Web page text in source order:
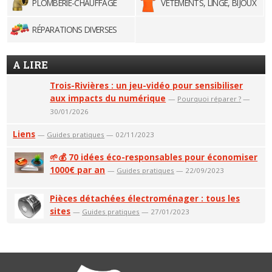
PLOMBERIE-CHAUFFAGE VÊTEMENTS, LINGE, BIJOUX
RÉPARATIONS DIVERSES
A LIRE
Trois-Rivières : un jeu-vidéo pour sensibiliser
aux impacts du numérique — Pourquoi réparer ? —
30/01/2026
Liens — Guides pratiques — 02/11/2023
🌱💰 70 idées éco-responsables pour économiser
1000€ par an — Guides pratiques — 22/09/2023
Pièces détachées électroménager : tous les
sites — Guides pratiques — 27/01/2023